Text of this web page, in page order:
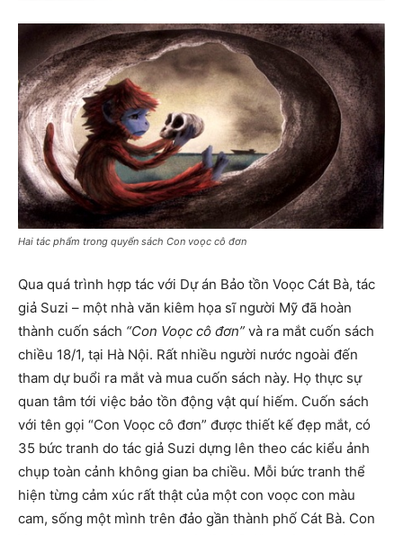
Hai tác phẩm trong quyển sách Con voọc cô đơn
Qua quá trình hợp tác với Dự án Bảo tồn Voọc Cát Bà, tác
giả Suzi – một nhà văn kiêm họa sĩ người Mỹ đã hoàn
thành cuốn sách “Con Voọc cô đơn” và ra mắt cuốn sách
chiều 18/1, tại Hà Nội. Rất nhiều người nước ngoài đến
tham dự buổi ra mắt và mua cuốn sách này. Họ thực sự
quan tâm tới việc bảo tồn động vật quí hiếm. Cuốn sách
với tên gọi “Con Voọc cô đơn” được thiết kế đẹp mắt, có
35 bức tranh do tác giả Suzi dựng lên theo các kiểu ảnh
chụp toàn cảnh không gian ba chiều. Mỗi bức tranh thể
hiện từng cảm xúc rất thật của một con voọc con màu
cam, sống một mình trên đảo gần thành phố Cát Bà. Con